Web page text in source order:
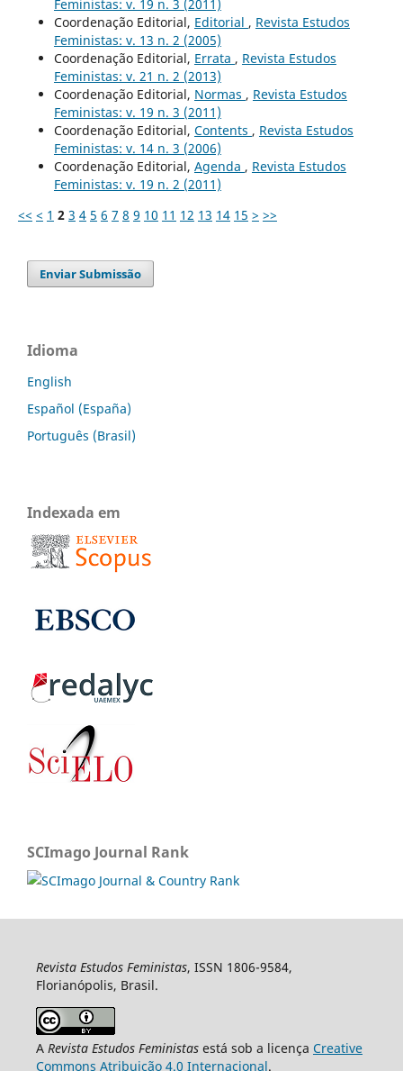
Feministas: v. 19 n. 3 (2011)
Coordenação Editorial, Editorial , Revista Estudos
Feministas: v. 13 n. 2 (2005)
Coordenação Editorial, Errata , Revista Estudos
Feministas: v. 21 n. 2 (2013)
Coordenação Editorial, Normas , Revista Estudos
Feministas: v. 19 n. 3 (2011)
Coordenação Editorial, Contents , Revista Estudos
Feministas: v. 14 n. 3 (2006)
Coordenação Editorial, Agenda , Revista Estudos
Feministas: v. 19 n. 2 (2011)
<< < 1 2 3 4 5 6 7 8 9 10 11 12 13 14 15 > >>
Enviar Submissão
Idioma
English
Español (España)
Português (Brasil)
Indexada em
SCImago Journal Rank
Revista Estudos Feministas, ISSN 1806-9584,
Florianópolis, Brasil.
A Revista Estudos Feministasestá sob a licença Creative
Commons Atribuição 4.0 Internacional.